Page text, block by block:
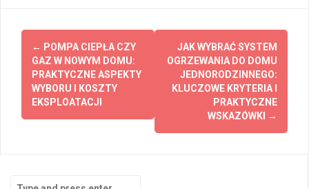
Post
navigation
← POMPA CIEPŁA CZY
GAZ W NOWYM DOMU:
PRAKTYCZNE ASPEKTY
WYBORU I KOSZTY
EKSPLOATACJI
JAK WYBRAĆ SYSTEM
OGRZEWANIA DO DOMU
JEDNORODZINNEGO:
KLUCZOWE KRYTERIA I
PRAKTYCZNE
WSKAZÓWKI
→
Search